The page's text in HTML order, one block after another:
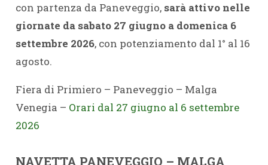
con partenza da Paneveggio, sarà attivo nelle
giornate da sabato 27 giugno a domenica 6
settembre 2026, con potenziamento dal 1° al 16
agosto.
Fiera di Primiero – Paneveggio – Malga
Venegia – Orari dal 27 giugno al 6 settembre
2026
NAVETTA PANEVEGGIO – MALGA